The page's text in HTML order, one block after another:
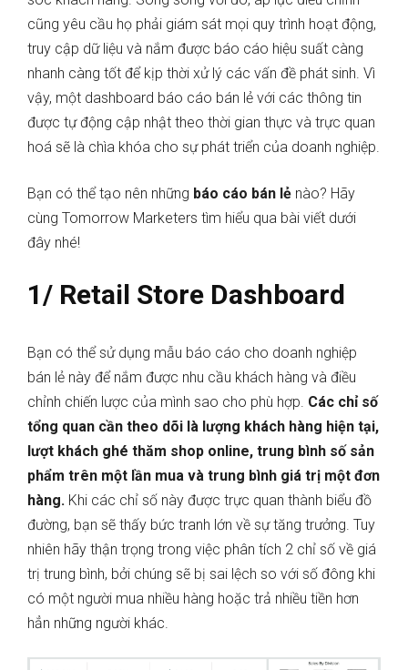
cũng yêu cầu họ phải giám sát mọi quy trình hoạt động,
truy cập dữ liệu và nắm được báo cáo hiệu suất càng
nhanh càng tốt để kịp thời xử lý các vấn đề phát sinh. Vì
vậy, một dashboard báo cáo bán lẻ với các thông tin
được tự động cập nhật theo thời gian thực và trực quan
hoá sẽ là chìa khóa cho sự phát triển của doanh nghiệp.
Bạn có thể tạo nên những báo cáo bán lẻ nào? Hãy
cùng Tomorrow Marketers tìm hiểu qua bài viết dưới
đây nhé!
1/ Retail Store Dashboard
Bạn có thể sử dụng mẫu báo cáo cho doanh nghiệp
bán lẻ này để nắm được nhu cầu khách hàng và điều
chỉnh chiến lược của mình sao cho phù hợp. Các chỉ số
tổng quan cần theo dõi là lượng khách hàng hiện tại,
lượt khách ghé thăm shop online, trung bình số sản
phẩm trên một lần mua và trung bình giá trị một đơn
hàng. Khi các chỉ số này được trực quan thành biểu đồ
đường, bạn sẽ thấy bức tranh lớn về sự tăng trưởng. Tuy
nhiên hãy thận trọng trong việc phân tích 2 chỉ số về giá
trị trung bình, bởi chúng sẽ bị sai lệch so với số đông khi
có một người mua nhiều hàng hoặc trả nhiều tiền hơn
hẳn những người khác.